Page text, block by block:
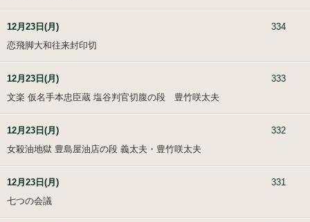
12月23日(月)
334
恋飛脚大和往来封印切
12月23日(月)
333
文楽 仮名手本忠臣蔵 塩谷判官切腹の段 豊竹咲太夫
12月23日(月)
332
女殺油地獄 豊島屋油店の段 義太夫・豊竹咲太夫
12月23日(月)
331
七つの会議